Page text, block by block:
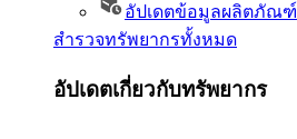
อัปเดตข้อมูลผลิตภัณฑ์
สำรวจทรัพยากรทั้งหมด
อัปเดตเกี่ยวกับทรัพยากร